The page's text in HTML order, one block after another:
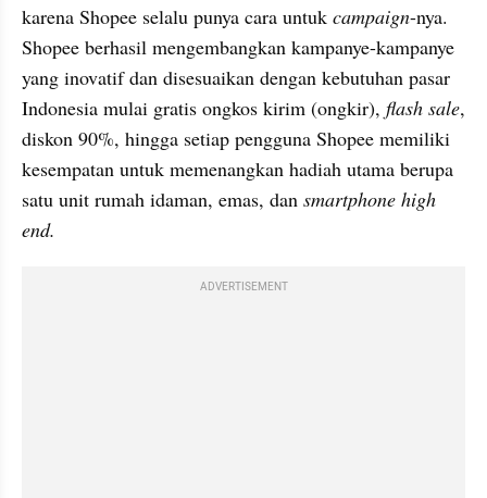
karena Shopee selalu punya cara untuk campaign-nya.
Shopee berhasil mengembangkan kampanye-kampanye
yang inovatif dan disesuaikan dengan kebutuhan pasar
Indonesia mulai gratis ongkos kirim (ongkir), flash sale,
diskon 90%, hingga setiap pengguna Shopee memiliki
kesempatan untuk memenangkan hadiah utama berupa
satu unit rumah idaman, emas, dan smartphone high
end.
ADVERTISEMENT